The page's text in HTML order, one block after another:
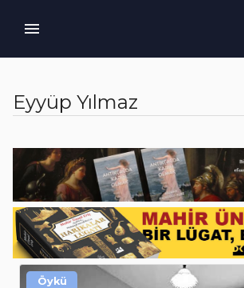
Eyyüp Yılmaz
Öykü